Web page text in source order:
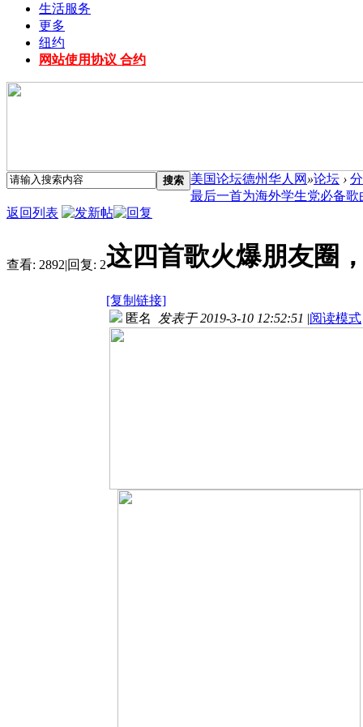
生活服务
更多
纽约
网站使用协议 合约
搜索 美国论坛德州华人网 »论坛 ›
最后一首为海外学生党必备歌
返回列表
查看: 2892|回复: 2这四首歌火爆朋友圈
[复制链接]
匿名 发表于 2019-3-10 12:52:51 |阅读模式